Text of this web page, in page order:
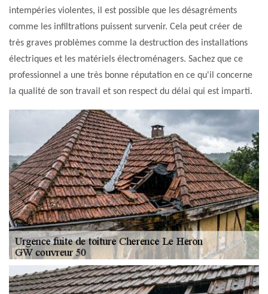
intempéries violentes, il est possible que les désagréments
comme les infiltrations puissent survenir. Cela peut créer de
très graves problèmes comme la destruction des installations
électriques et les matériels électroménagers. Sachez que ce
professionnel a une très bonne réputation en ce qu'il concerne
la qualité de son travail et son respect du délai qui est imparti.